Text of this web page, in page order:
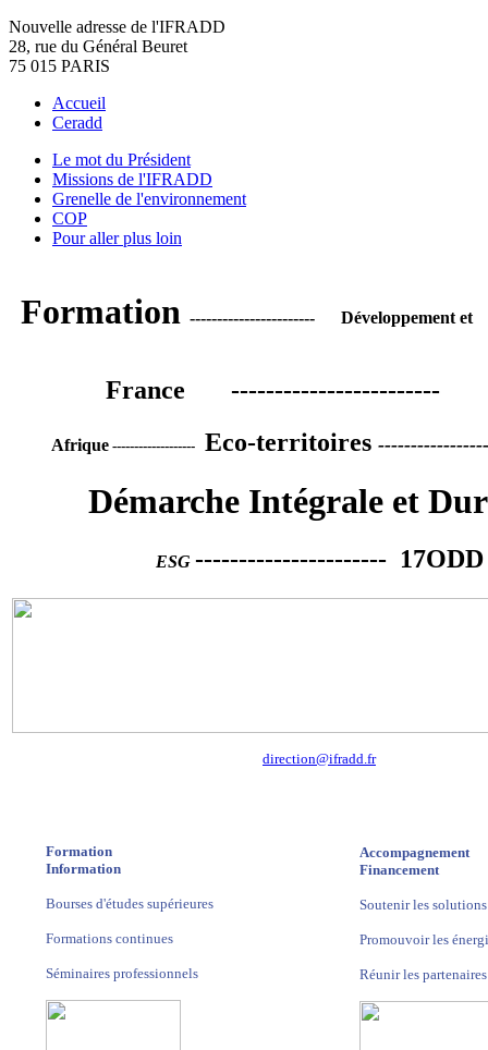
Nouvelle adresse de l'IFRADD
28, rue du Général Beuret
75 015 PARIS
Accueil
Ceradd
Le mot du Président
Missions de l'IFRADD
Grenelle de l'environnement
COP
Pour aller plus loin
Formation ----------------------- Développement et
France
Afrique ------------------- Eco-territoires
Démarche Intégrale et
ESG ---------------------- 17ODD
direction@ifradd.fr
Formation
Information
Bourses d'études supérieures
Formations continues
Séminaires professionnels
Accompagnement
Financement
Soutenir les
Promouvoir les
Réunir les